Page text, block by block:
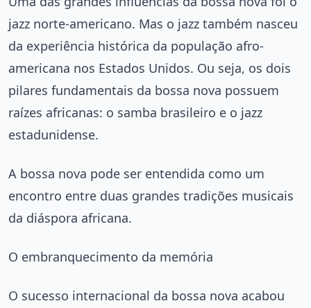
jazz norte-americano. Mas o jazz também nasceu
da experiência histórica da população afro-
americana nos Estados Unidos. Ou seja, os dois
pilares fundamentais da bossa nova possuem
raízes africanas: o samba brasileiro e o jazz
estadunidense.
A bossa nova pode ser entendida como um
encontro entre duas grandes tradições musicais
da diáspora africana.
O embranquecimento da memória
O sucesso internacional da bossa nova acabou